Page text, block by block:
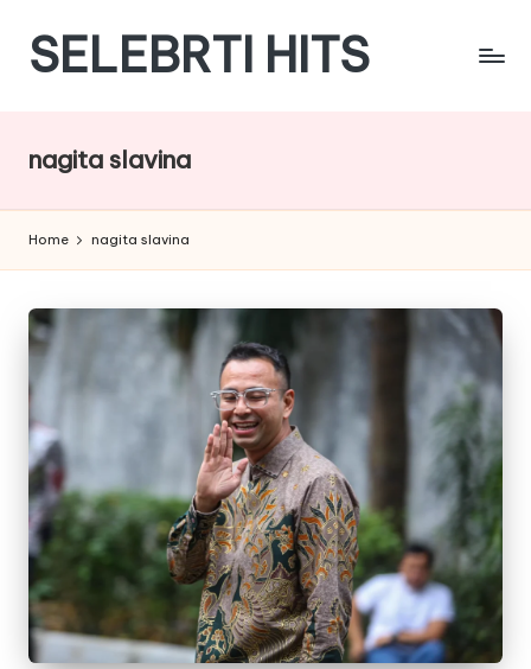
SkipSELEBRTI HITS
berita
tentang
artis
indonesia
nagita slavina
Home nagita slavina